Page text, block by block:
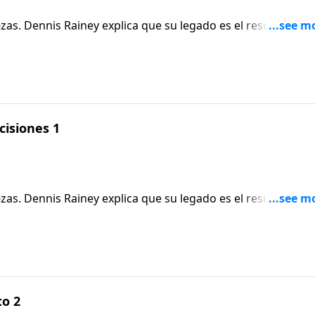
Dennis Rainey explica que su legado es el resultado de
vida. Uno de los nombres más prominentes en las
1
Dennis Rainey explica que su legado es el resultado de
vida. Uno de los nombres más prominentes en las
2